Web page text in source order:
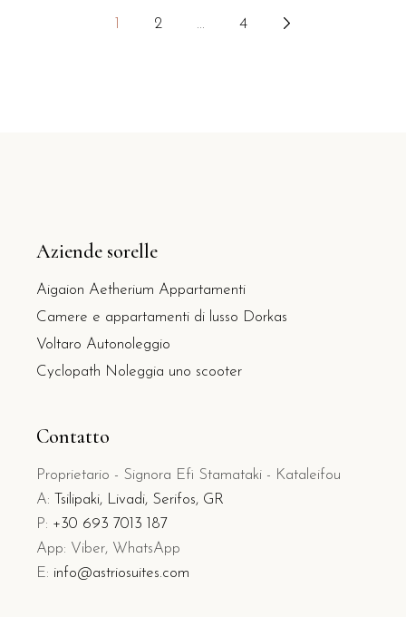
Navigazione
2 ... 4
Aziende sorelle
Aigaion Aetherium Appartamenti
Camere e appartamenti di lusso Dorkas
Voltaro Autonoleggio
Cyclopath Noleggia uno scooter
Contatto
Proprietario - Signora Efi Stamataki - Kataleifou
A:
Tsilipaki, Livadi, Serifos, GR
P: +30 693 7013 187
App: Viber, WhatsApp
E: info@astriosuites.com